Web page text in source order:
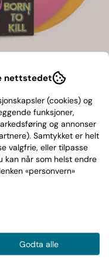
TO
nettstedet
(cookies) og
funksjoner,
og annonser
Samtykket er helt
valgfrie, eller tilpasse
kan når som helst endre
«personvern»
Godta alle